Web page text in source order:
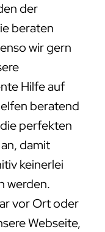
der
beraten
wir gern
Hilfe auf
beratend
perfekten
damit
keinerlei
werden.
vor Ort oder
Webseite,